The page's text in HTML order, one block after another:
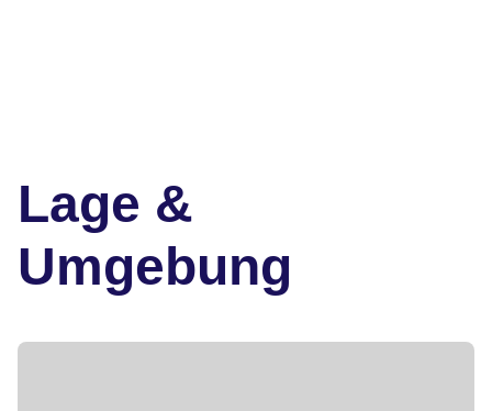
Lage &
Umgebung